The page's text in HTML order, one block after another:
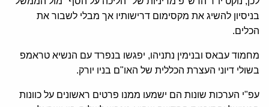
בניסיון להשיג את מקסימום דרישותיו אך מבלי לשבור את
הכלים.
מחמוד עבאס ובנימין נתניהו, יפגשו בנפרד עם הנשיא טראמפ
בשולי דיוני העצרת הכללית של האו"ם בניו יורק.
עפ"י הערכות שונות הם ישמעו ממנו פרטים ראשונים על כוונות